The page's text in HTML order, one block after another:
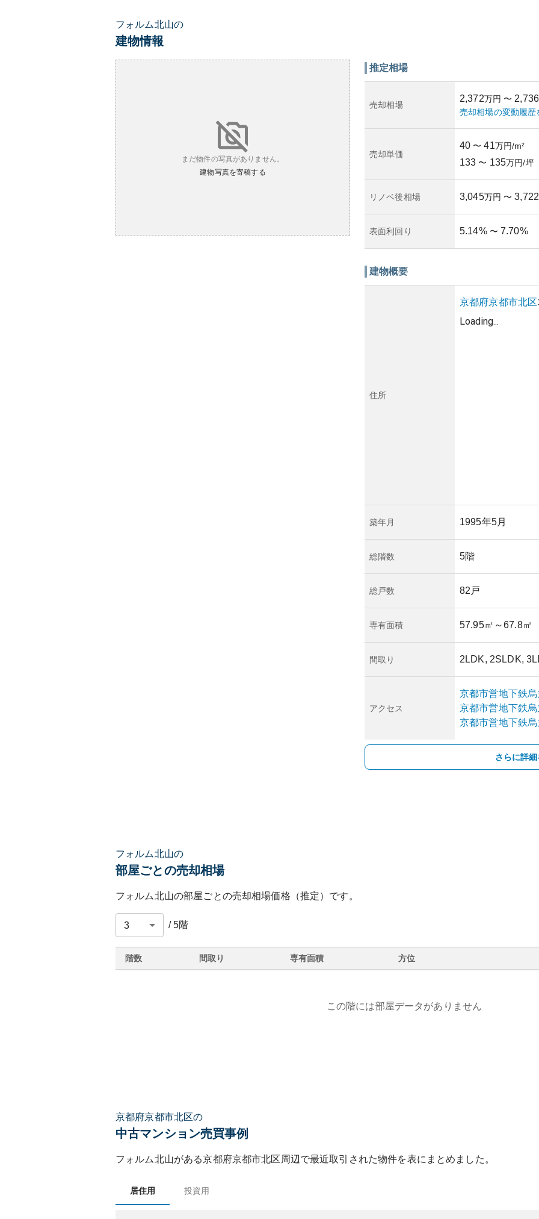
フォルム北山の
建物情報
まだ物件の写真がありません。
建物写真を寄稿する
推定相場
売却相場
2,372万円 〜 2,736
売却相場の変動履歴
売却単価
40 〜 41万円/m²
133 〜 135万円/坪
リノベ後相場 3,045万円 〜 3,722
表面利回り 5.14% 〜 7.70%
建物概要
住所
京都府京都市北区
Loading...
築年月 1995年5月
総階数 5階
総戸数 82戸
専有面積 57.95㎡ ～67.8㎡
間取り 2LDK, 2SLDK,
アクセス
京都市営地下鉄
京都市営地下鉄
京都市営地下鉄
さらに詳
フォルム北山の
部屋ごとの売却相場
フォルム北山の部屋ごとの売却相場価格（推定）です。
/5階
階数 間取り 専有面積 方位
この階には部屋データがありません
京都府京都市北区の
中古マンション売買事例
フォルム北山がある京都府京都市北区 周辺で最近取引された物件を表にまとめました。
居住用 投資用